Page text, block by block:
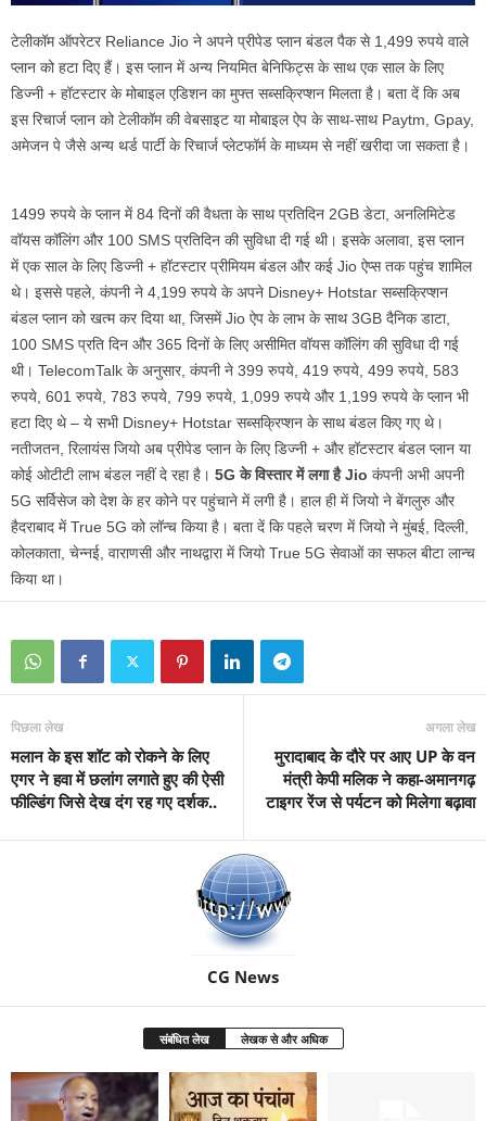
टेलीकॉम ऑपरेटर Reliance Jio ने अपने प्रीपेड प्लान बंडल पैक से 1,499 रुपये वाले
प्लान को हटा दिए हैं। इस प्लान में अन्य नियमित बेनिफिट्स के साथ एक साल के लिए
डिज्नी + हॉटस्टार के मोबाइल एडिशन का मुफ्त सब्सक्रिप्शन मिलता है। बता दें कि अब
इस रिचार्ज प्लान को टेलीकॉम की वेबसाइट या मोबाइल ऐप के साथ-साथ Paytm, Gpay,
अमेजन पे जैसे अन्य थर्ड पार्टी के रिचार्ज प्लेटफॉर्म के माध्यम से नहीं खरीदा जा सकता है।
1499 रुपये के प्लान में 84 दिनों की वैधता के साथ प्रतिदिन 2GB डेटा, अनलिमिटेड
वॉयस कॉलिंग और 100 SMS प्रतिदिन की सुविधा दी गई थी। इसके अलावा, इस प्लान
में एक साल के लिए डिज्नी + हॉटस्टार प्रीमियम बंडल और कई Jio ऐप्स तक पहुंच शामिल
थे। इससे पहले, कंपनी ने 4,199 रुपये के अपने Disney+ Hotstar सब्सक्रिप्शन
बंडल प्लान को खत्म कर दिया था, जिसमें Jio ऐप के लाभ के साथ 3GB दैनिक डाटा,
100 SMS प्रति दिन और 365 दिनों के लिए असीमित वॉयस कॉलिंग की सुविधा दी गई
थी। TelecomTalk के अनुसार, कंपनी ने 399 रुपये, 419 रुपये, 499 रुपये, 583
रुपये, 601 रुपये, 783 रुपये, 799 रुपये, 1,099 रुपये और 1,199 रुपये के प्लान भी
हटा दिए थे – ये सभी Disney+ Hotstar सब्सक्रिप्शन के साथ बंडल किए गए थे।
नतीजतन, रिलायंस जियो अब प्रीपेड प्लान के लिए डिज्नी + और हॉटस्टार बंडल प्लान या
कोई ओटीटी लाभ बंडल नहीं दे रहा है। 5G के विस्तार में लगा है Jio कंपनी अभी अपनी
5G सर्विसेज को देश के हर कोने पर पहुंचाने में लगी है। हाल ही में जियो ने बेंगलुरु और
हैदराबाद में True 5G को लॉन्च किया है। बता दें कि पहले चरण में जियो ने मुंबई, दिल्ली,
कोलकाता, चेन्नई, वाराणसी और नाथद्वारा में जियो True 5G सेवाओं का सफल बीटा लान्च
किया था।
पिछला लेख
मलान के इस शॉट को रोकने के लिए
एगर ने हवा में छलांग लगाते हुए की ऐसी
फील्डिंग जिसे देख दंग रह गए दर्शक..
अगला लेख
मुरादाबाद के दौरे पर आए UP के वन
मंत्री केपी मलिक ने कहा-अमानगढ़
टाइगर रेंज से पर्यटन को मिलेगा बढ़ावा
CG News
संबंधित लेख लेखक से और अधिक